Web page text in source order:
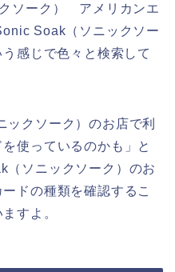
ソーク） アメリカンエ
Soak（ソニックソー
感じで色々と検索して
クソーク）のお店で利
使っているのかも」と
ソニックソーク）のお
ドの種類を確認するこ
すよ。